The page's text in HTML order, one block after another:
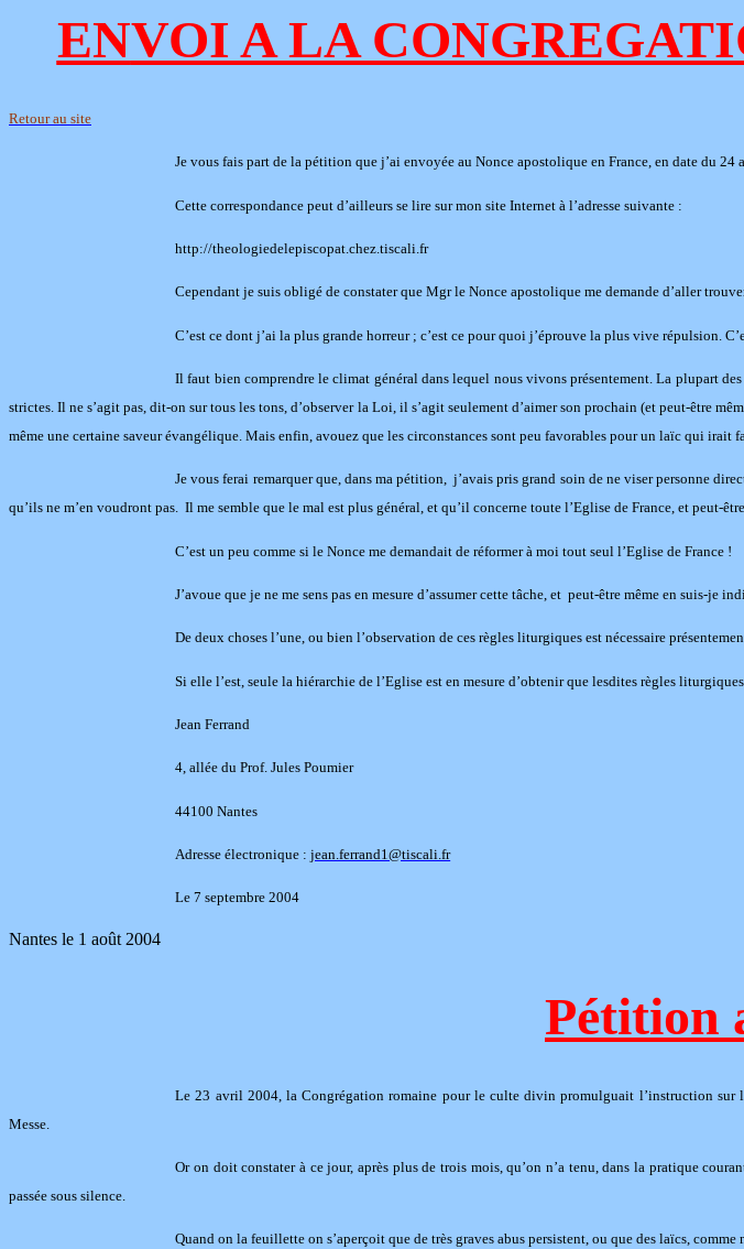
ENVOI A LA
Retour au site
Je vous fais part de la pétition que j’ai envoyée au Nonce apostolique en France, en date du
Cette correspondance peut d’ailleurs se lire sur mon site Internet à l’adresse suivante :
http://theologiedelepiscopat.chez.tiscali.fr
Cependant je suis obligé de constater que Mgr le Nonce apostolique me demande d’aller
C’est ce dont j’ai la plus grande horreur ; c’est ce pour quoi j’éprouve la plus vive répulsion.
Il faut bien comprendre le climat général dans lequel nous vivons présentement. La plupart
strictes. Il ne s’agit pas, dit-on sur tous les tons, d’observer la Loi, il s’agit seulement d’aimer son prochain (et peut-être
même une certaine saveur évangélique. Mais enfin, avouez que les circonstances sont peu favorables pour un laïc qui
Je vous ferai remarquer que, dans ma pétition, j’avais pris grand soin de ne viser personne
qu’ils ne m’en voudront pas. Il me semble que le mal est plus général, et qu’il concerne toute l’Eglise de France, et peut-
C’est un peu comme si le Nonce me demandait de réformer à moi tout seul l’Eglise de France !
J’avoue que je ne me sens pas en mesure d’assumer cette tâche, et peut-être même en suis-je
De deux choses l’une, ou bien l’observation de ces règles liturgiques est nécessaire
Si elle l’est, seule la hiérarchie de l’Eglise est en mesure d’obtenir que lesdites règles
Jean Ferrand
4, allée du Prof. Jules Poumier
44100 Nantes
Adresse électronique :jean.ferrand1@tiscali.fr
Le 7 septembre 2004
Nantes le 1 août 2004
Pétition
Le 23 avril 2004, la Congrégation romaine pour le culte divin promulguait l’instruction
Messe.
Or on doit constater à ce jour, après plus de trois mois, qu’on n’a tenu, dans la pratique
passée sous silence.
Quand on la feuillette on s’aperçoit que de très graves abus persistent, ou que des laïcs,